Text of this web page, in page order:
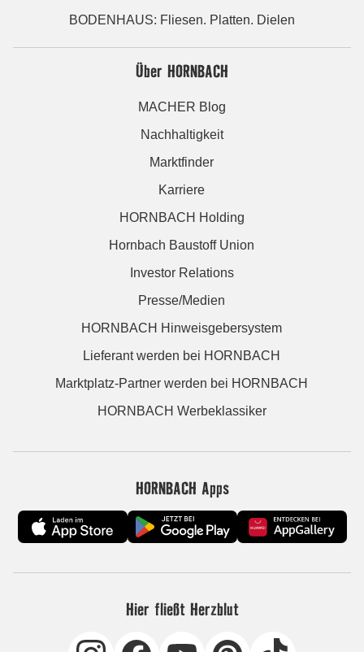
BODENHAUS: Fliesen. Platten. Dielen
Über HORNBACH
MACHER Blog
Nachhaltigkeit
Marktfinder
Karriere
HORNBACH Holding
Hornbach Baustoff Union
Investor Relations
Presse/Medien
HORNBACH Hinweisgebersystem
Lieferant werden bei HORNBACH
Marktplatz-Partner werden bei HORNBACH
HORNBACH Werbeklassiker
HORNBACH Apps
Hier fließt Herzblut